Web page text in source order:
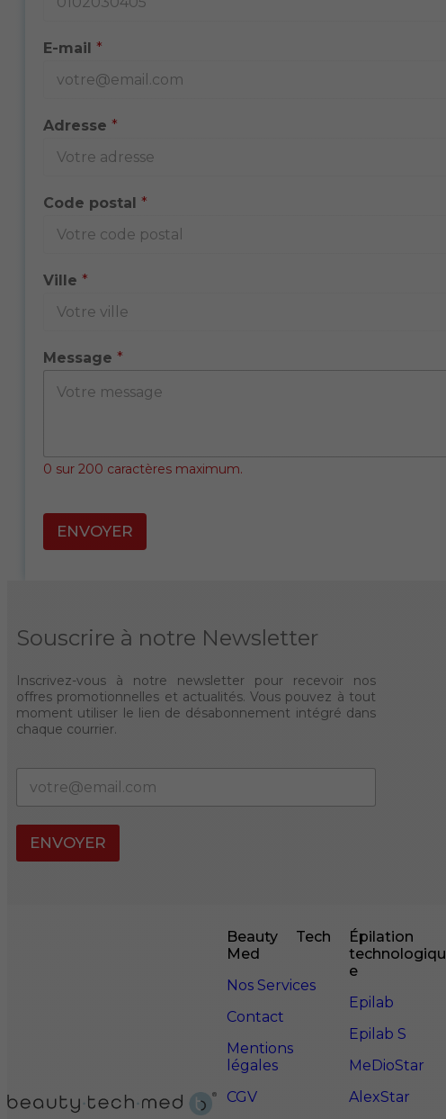
E-mail *
Adresse *
Code postal *
Ville *
Message *
0 sur 200 caractères maximum.
a
e
i
i
n
e
ENVOYER
Souscrire à notre Newsletter
Inscrivez-vous à notre newsletter pour recevoir nos
offres promotionnelles et actualités. Vous pouvez à tout
moment utiliser le lien de désabonnement intégré dans
chaque courrier.
m
a
l
ENVOYER
Beauty Tech
Med
Nos Services
Contact
Mentions
légales
CGV
Épilation
technologiqu
e
Epilab
Epilab S
MeDioStar
AlexStar